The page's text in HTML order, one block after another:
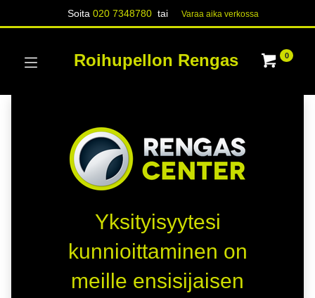
Soita020 7348780 tai Varaa aika verk​​​​ossa
Roihupellon Rengas 0
Yksityisyytesi
kunnioittaminen on
meille ensisijaisen